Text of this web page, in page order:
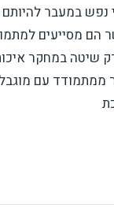
נפש במעבר להיותם
הם מסייעים
במחקר
ממתמודד עם